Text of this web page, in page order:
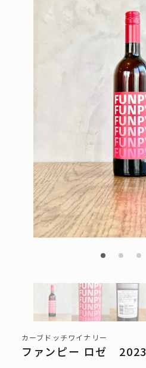
カーブドッチワイナリー
ファンピー ロゼ 2023